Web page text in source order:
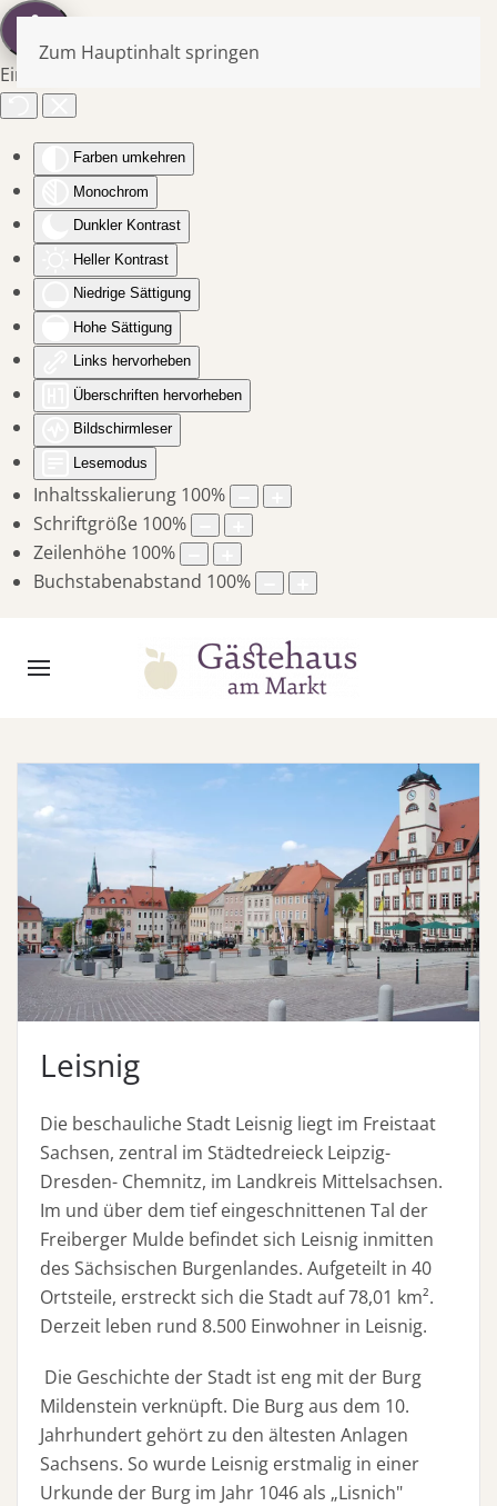
Eingabehilfen öffnen
Farben umkehren
Monochrom
Dunkler Kontrast
Heller Kontrast
Niedrige Sättigung
Hohe Sättigung
Links hervorheben
Überschriften hervorheben
Bildschirmleser
Lesemodus
Inhaltsskalierung 100%
Schriftgröße 100%
Zeilenhöhe 100%
Buchstabenabstand 100%
Zum Hauptinhalt springen
Leisnig
Die beschauliche Stadt Leisnig liegt im Freistaat
Sachsen, zentral im Städtedreieck Leipzig-
Dresden- Chemnitz, im Landkreis Mittelsachsen.
Im und über dem tief eingeschnittenen Tal der
Freiberger Mulde befindet sich Leisnig inmitten
des Sächsischen Burgenlandes. Aufgeteilt in 40
Ortsteile, erstreckt sich die Stadt auf 78,01 km².
Derzeit leben rund 8.500 Einwohner in Leisnig.
Die Geschichte der Stadt ist eng mit der Burg
Mildenstein verknüpft. Die Burg aus dem 10.
Jahrhundert gehört zu den ältesten Anlagen
Sachsens. So wurde Leisnig erstmalig in einer
Urkunde der Burg im Jahr 1046 als „Lisnich"